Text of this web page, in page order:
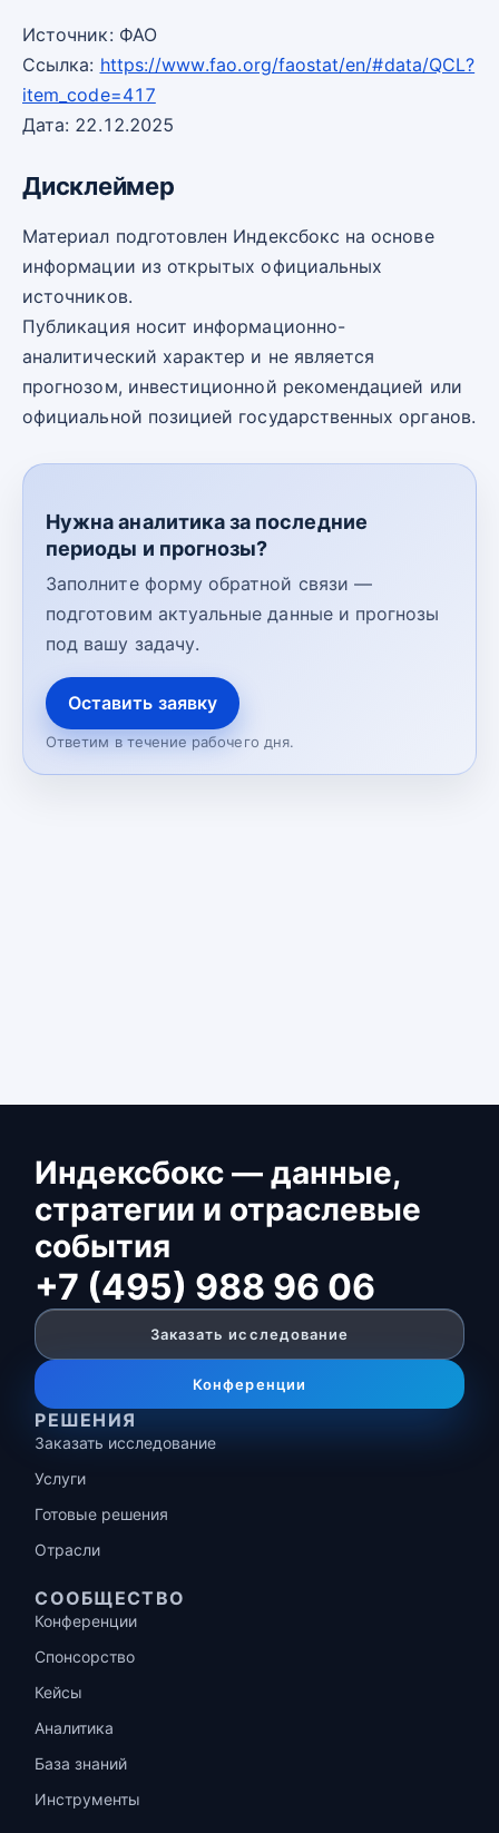
Источник: ФАО
Ссылка: https://www.fao.org/faostat/en/#data/QCL?
item_code=417
Дата: 22.12.2025
Дисклеймер
Материал подготовлен Индексбокс на основе
информации из открытых официальных
источников.
Публикация носит информационно-
аналитический характер и не является
прогнозом, инвестиционной рекомендацией или
официальной позицией государственных органов.
Нужна аналитика за последние
периоды и прогнозы?
Заполните форму обратной связи —
подготовим актуальные данные и прогнозы
под вашу задачу.
Оставить заявку
Ответим в течение рабочего дня.
Индексбокс — данные,
стратегии и отраслевые
события
+7 (495) 988 96 06
Заказать исследование
Конференции
РЕШЕНИЯ
Заказать исследование
Услуги
Готовые решения
Отрасли
СООБЩЕСТВО
Конференции
Спонсорство
Кейсы
Аналитика
База знаний
Инструменты